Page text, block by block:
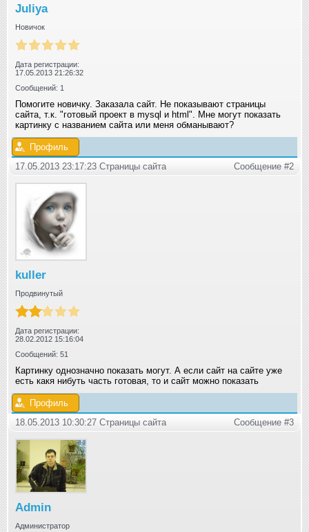
Juliya
Новичок
Дата регистрации:
17.05.2013 21:26:32
Сообщений: 1
Помогите новичку. Заказала сайт. Не показывают страницы
сайта, т.к. "готовый проект в mysql и html". Мне могут показать
картинку с названием сайта или меня обманывают?
Профиль
17.05.2013 23:17:23 Страницы сайта
Сообщение #2
kuller
Продвинутый
Дата регистрации:
28.02.2012 15:16:04
Сообщений: 51
Картинку однозначно показать могут. А если сайт на сайте уже
есть какя нибуть часть готовая, то и сайт можно показать
Профиль
18.05.2013 10:30:27 Страницы сайта
Сообщение #3
Admin
Администратор